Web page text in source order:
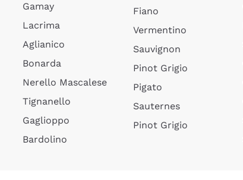
Gamay
Lacrima
Aglianico
Bonarda
Nerello Mascalese
Tignanello
Gaglioppo
Bardolino
Fiano
Vermentino
Sauvignon
Pinot Grigio
Pigato
Sauternes
Pinot Grigio